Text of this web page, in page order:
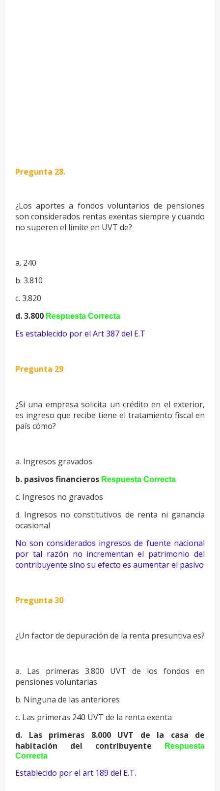
Pregunta 28.
¿Los aportes a fondos voluntarios de pensiones
son considerados rentas exentas siempre y cuando
no superen el límite en UVT de?
a. 240
b. 3.810
c. 3.820
d. 3.800 Respuesta Correcta
Es establecido por el Art 387 del E.T
Pregunta 29
¿Si una empresa solicita un crédito en el exterior,
es ingreso que recibe tiene el tratamiento fiscal en
país cómo?
a. Ingresos gravados
b. pasivos financieros Respuesta Correcta
c. Ingresos no gravados
d. Ingresos no constitutivos de renta ni ganancia
ocasional
No son considerados ingresos de fuente nacional
por tal razón no incrementan el patrimonio del
contribuyente sino su efecto es aumentar el pasivo
Pregunta 30
¿Un factor de depuración de la renta presuntiva es?
a. Las primeras 3.800 UVT de los fondos en
pensiones voluntarias
b. Ninguna de las anteriores
c. Las primeras 240 UVT de la renta exenta
d. Las primeras 8.000 UVT de la casa de
habitación del contribuyente
Respuesta
Correcta
Establecido por el art 189 del E.T.